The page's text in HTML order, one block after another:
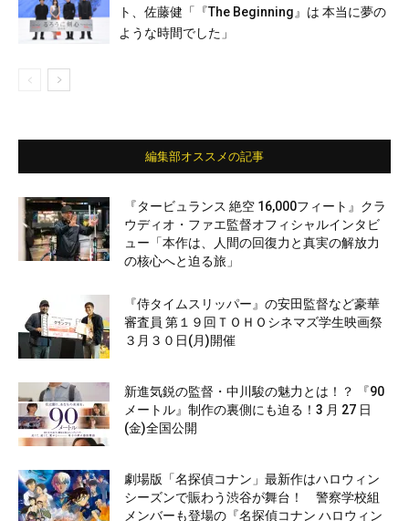
ト、佐藤健「『The Beginning』は 本当に夢の
ような時間でした」
編集部オススメの記事
『タービュランス 絶空 16,000フィート』クラ
ウディオ・ファエ監督オフィシャルインタビ
ュー「本作は、人間の回復力と真実の解放力
の核心へと迫る旅」
『侍タイムスリッパー』の安田監督など豪華
審査員 第１９回ＴＯＨＯシネマズ学生映画祭
３月３０日(月)開催
新進気鋭の監督・中川駿の魅力とは！？ 『90
メートル』制作の裏側にも迫る！3 月 27 日
(金)全国公開
劇場版「名探偵コナン」最新作はハロウィン
シーズンで賑わう渋谷が舞台！ 警察学校組
メンバーも登場の『名探偵コナン ハロウィン